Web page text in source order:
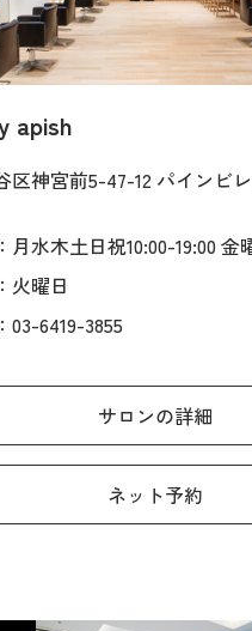
apish
区神宮前5-47-12 パインビ
：月水木土日祝10:00-19:00 金
：火曜日
：03-6419-3855
サロンの詳細
ネット予約